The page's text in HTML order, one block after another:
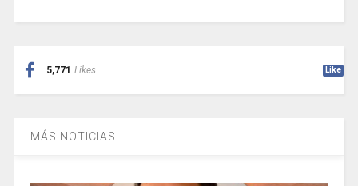
5,771 Likes Like
MÁS NOTICIAS